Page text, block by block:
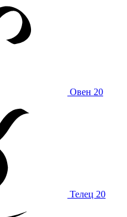
Овен 20
Телец 20